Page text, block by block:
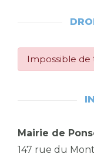
Impossible de
Mairie de
147 rue du